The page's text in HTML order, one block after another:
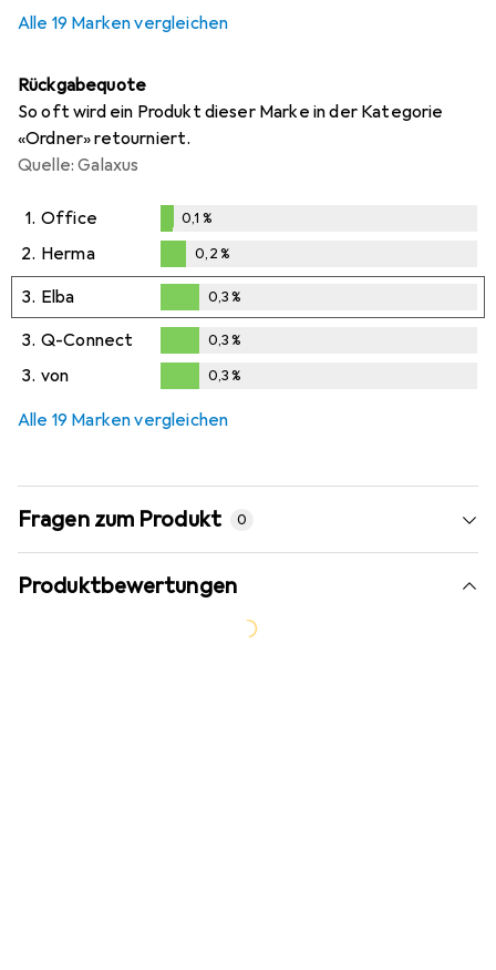
Alle 19 Marken vergleichen
Rückgabequote
So oft wird ein Produkt dieser Marke in der Kategorie
«Ordner» retourniert.
Quelle: Galaxus
1. Office
%
0,1 %
2. Herma
0,2%
0,2%
3. Elba
0,3%
0,3%
3. Q-Connect
0,3%
0,3%
3. von 0,3%
Alle 19 Marken vergleichen
Fragen zum Produkt 0
Produktbewertungen